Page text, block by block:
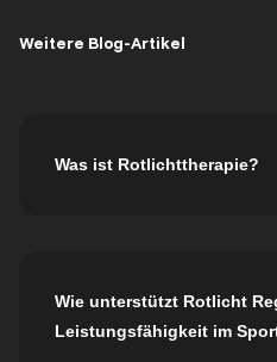
Weitere Blog-Artikel
Was ist Rotlichttherapie?
Wie unterstützt Rotlicht
Leistungsfähigkeit im